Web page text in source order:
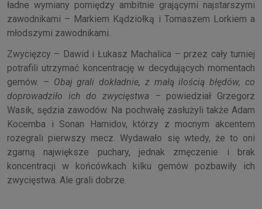
ładne wymiany pomiędzy ambitnie grającymi najstarszymi
zawodnikami – Markiem Kądziołką i Tomaszem Lorkiem a
młodszymi zawodnikami.
Zwycięzcy – Dawid i Łukasz Machalica – przez cały turniej
potrafili utrzymać koncentrację w decydujących momentach
gemów. – Obaj grali dokładnie, z małą ilością błędów, co
doprowadziło ich do zwycięstwa – powiedział Grzegorz
Wasik, sędzia zawodów. Na pochwałę zasłużyli także Adam
Kocemba i Sonan Hamidov, którzy z mocnym akcentem
rozegrali pierwszy mecz. Wydawało się wtedy, że to oni
zgarną największe puchary, jednak zmęczenie i brak
koncentracji w końcówkach kilku gemów pozbawiły ich
zwycięstwa. Ale grali dobrze.